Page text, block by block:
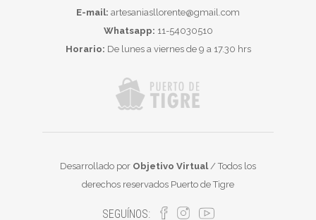
E-mail: artesaniasllorente@gmail.com
Whatsapp: 11-54030510
Horario: De lunes a viernes de 9 a 17.30 hrs
Desarrollado por Objetivo Virtual/ Todos los
derechos reservados Puerto de Tigre
SEGUÍNOS: